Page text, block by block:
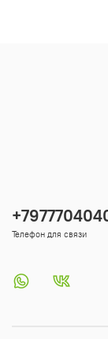
Телефон для связи